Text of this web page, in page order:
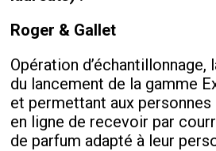
Roger & Gallet
Opération d’échantillonnage,
du lancement de la gamme
et permettant aux personnes
en ligne de recevoir par
de parfum adapté à leur